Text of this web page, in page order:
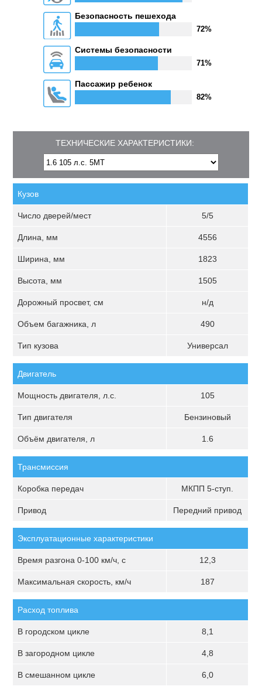
Безопасность пешехода
72%
Системы безопасности
71%
Пассажир ребенок
82%
ТЕХНИЧЕСКИЕ ХАРАКТЕРИСТИКИ:
Кузов
Число дверей/мест 5/5
Длина, мм 4556
Ширина, мм 1823
Высота, мм 1505
Дорожный просвет, см н/д
Объем багажника, л 490
Тип кузова Универсал
Двигатель
Мощность двигателя, л.с. 105
Тип двигателя Бензиновый
Объём двигателя, л 1.6
Трансмиссия
Коробка передач МКПП 5-ступ.
Привод Передний привод
Эксплуатационные характеристики
Время разгона 0-100 км/ч, с 12,3
Максимальная скорость, км/ч 187
Расход топлива
В городском цикле 8,1
В загородном цикле 4,8
В смешанном цикле 6,0